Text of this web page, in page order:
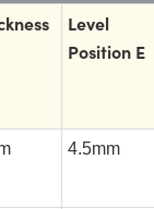
Level
Position E
4.5mm